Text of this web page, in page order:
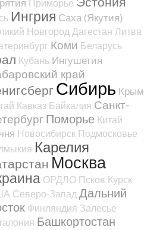
Приморье
Ингрия Саха (Якутия)
НовгородДагестан Литва
Коми Беларусь
Кубань Ингушетия
край
Сибирь Крым
Кавказ Байкалия Санкт-
Поморье Китай
Новосибирск Подмосковье
Карелия
Москва
ОРДЛО Псков Курск
Северо-ЗападДальний
Финляндия Залесье
Башкортостан